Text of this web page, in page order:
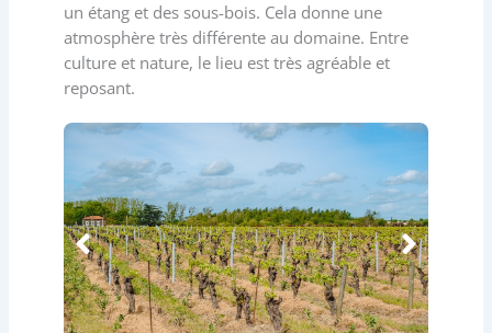
un étang et des sous-bois. Cela donne une
atmosphère très différente au domaine. Entre
culture et nature, le lieu est très agréable et
reposant.